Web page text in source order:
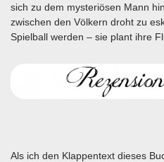
sich zu dem mysteriösen Mann
zwischen den Völkern droht zu
Spielball werden – sie plant ihre
Als ich den Klappentext dieses